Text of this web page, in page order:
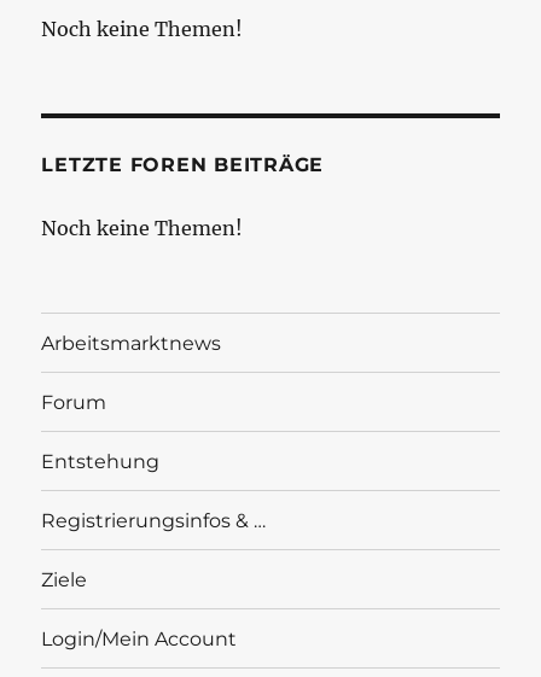
Noch keine Themen!
LETZTE FOREN BEITRÄGE
Noch keine Themen!
Arbeitsmarktnews
Forum
Entstehung
Registrierungsinfos & …
Ziele
Login/Mein Account